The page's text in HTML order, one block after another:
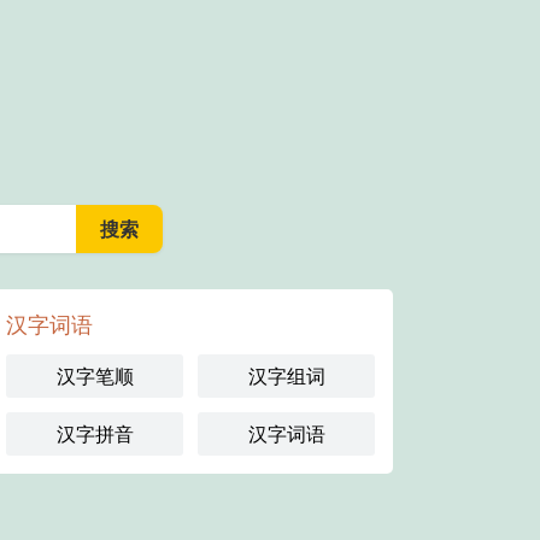
汉字词语
汉字笔顺 汉字组词
汉字拼音 汉字词语